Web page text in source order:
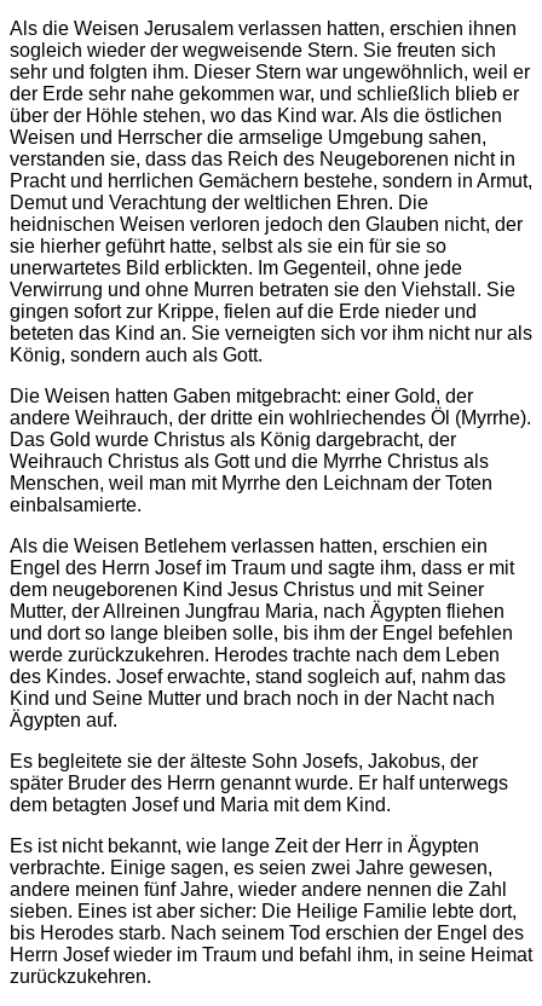
Als die Weisen Jerusalem verlassen hatten, erschien ihnen
sogleich wieder der wegweisende Stern. Sie freuten sich
sehr und folgten ihm. Dieser Stern war ungewöhnlich, weil er
der Erde sehr nahe gekommen war, und schließlich blieb er
über der Höhle stehen, wo das Kind war. Als die östlichen
Weisen und Herrscher die armselige Umgebung sahen,
verstanden sie, dass das Reich des Neugeborenen nicht in
Pracht und herrlichen Gemächern bestehe, sondern in Armut,
Demut und Verachtung der weltlichen Ehren. Die
heidnischen Weisen verloren jedoch den Glauben nicht, der
sie hierher geführt hatte, selbst als sie ein für sie so
unerwartetes Bild erblickten. Im Gegenteil, ohne jede
Verwirrung und ohne Murren betraten sie den Viehstall. Sie
gingen sofort zur Krippe, fielen auf die Erde nieder und
beteten das Kind an. Sie verneigten sich vor ihm nicht nur als
König, sondern auch als Gott.
Die Weisen hatten Gaben mitgebracht: einer Gold, der
andere Weihrauch, der dritte ein wohlriechendes Öl (Myrrhe).
Das Gold wurde Christus als König dargebracht, der
Weihrauch Christus als Gott und die Myrrhe Christus als
Menschen, weil man mit Myrrhe den Leichnam der Toten
einbalsamierte.
Als die Weisen Betlehem verlassen hatten, erschien ein
Engel des Herrn Josef im Traum und sagte ihm, dass er mit
dem neugeborenen Kind Jesus Christus und mit Seiner
Mutter, der Allreinen Jungfrau Maria, nach Ägypten fliehen
und dort so lange bleiben solle, bis ihm der Engel befehlen
werde zurückzukehren. Herodes trachte nach dem Leben
des Kindes. Josef erwachte, stand sogleich auf, nahm das
Kind und Seine Mutter und brach noch in der Nacht nach
Ägypten auf.
Es begleitete sie der älteste Sohn Josefs, Jakobus, der
später Bruder des Herrn genannt wurde. Er half unterwegs
dem betagten Josef und Maria mit dem Kind.
Es ist nicht bekannt, wie lange Zeit der Herr in Ägypten
verbrachte. Einige sagen, es seien zwei Jahre gewesen,
andere meinen fünf Jahre, wieder andere nennen die Zahl
sieben. Eines ist aber sicher: Die Heilige Familie lebte dort,
bis Herodes starb. Nach seinem Tod erschien der Engel des
Herrn Josef wieder im Traum und befahl ihm, in seine Heimat
zurückzukehren.